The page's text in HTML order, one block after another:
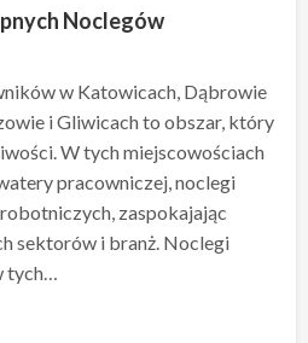
Noclegów
w Katowicach, Dąbrowie
i Gliwicach to obszar, który
W tych miejscowościach
pracowniczej, noclegi
zaspokajając
sektorów i branż. Noclegi
tych…